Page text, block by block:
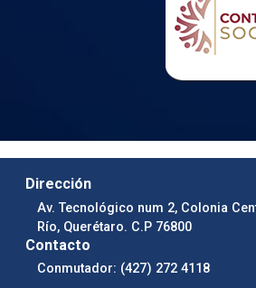
Dirección
Av. Tecnológico num 2, Colonia
Río, Querétaro. C.P 76800
Contacto
Conmutador: (427) 272 4118